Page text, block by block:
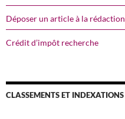
Déposer un article à la rédaction
Crédit d’impôt recherche
CLASSEMENTS ET INDEXATIONS